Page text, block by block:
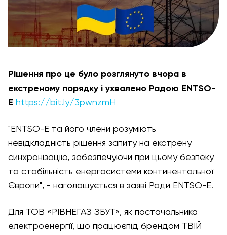
Рішення про це було розглянуто вчора в
екстреному порядку і ухвалено Радою ENTSO-
E https://bit.ly/3pwnzmH
"ENTSO-E та його члени розуміють
невідкладність рішення запиту на екстрену
синхронізацію, забезпечуючи при цьому безпеку
та стабільність енергосистеми континентальної
Європи", - наголошується в заяві Ради ENTSO-E.
Для ТОВ «РІВНЕГАЗ ЗБУТ», як постачальника
електроенергії, що працюєпід брендом ТВІЙ